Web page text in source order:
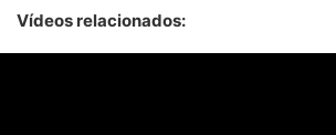
Vídeos relacionados: